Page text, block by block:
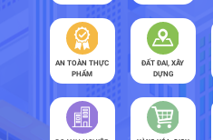
AN TOÀN THỰC
PHẨM
ĐẤT ĐAI, XÂY
DỰNG